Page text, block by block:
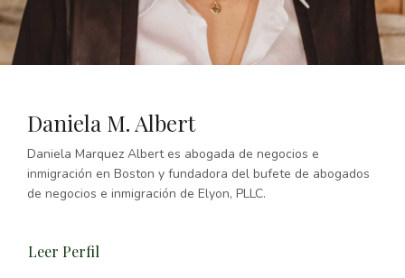
Daniela M. Albert
Daniela Marquez Albert es abogada de negocios e
inmigración en Boston y fundadora del bufete de abogados
de negocios e inmigración de Elyon, PLLC.
Leer Perfil